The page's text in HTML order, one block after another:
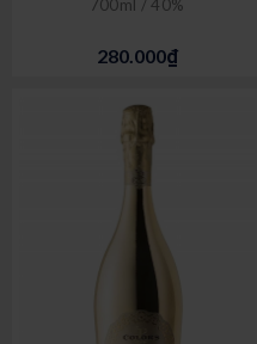
700ml / 40%
280.000₫